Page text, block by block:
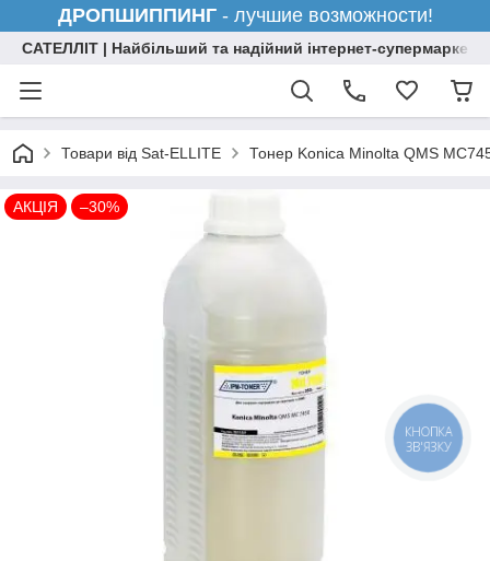
ДРОПШИППИНГ- лучшие возможности!
САТЕЛЛІТ | Найбільший та надійний інтернет-супермаркет
Товари від Sat-ELLITE Тонер Konica Minolta QMS
АКЦІЯ –30%
КНОПКА
ЗВ'ЯЗКУ